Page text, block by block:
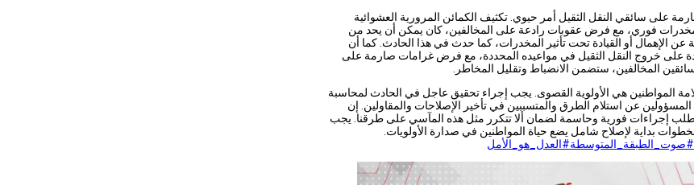
على سائقي النقل الثقيل أمر حيوي. تكثيف الكمائن المرورية العشوائية
مخدرات فوري، مع فرض عقوبات رادعة على المخالفين، كان يمكن أن يحد من
عن الإهمال أو القيادة تحت تأثير المخدرات، كما حدث في هذا الحادث. كما أن
على خروج النقل الثقيل في مواعيده المحددة، مع فرض غرامات صارمة على
المخالفين، ستضمن الانضباط وتقليل المخاطر.
المواطنين هي الأولوية القصوى. يجب إجراء تحقيق عاجل في الحادث لمحاسبة
عن استلام الطرق والمتسببين في تأخير الإصلاحات والمقاولين. إن
يتطلب إجراءات فورية وحاسمة لضمان ألا تتكرر مثل هذه المآسي على طرقنا. يجب
بداية لإصلاح شامل يضع حياة المواطنين في صدارة الأولويات.
#صوت_الطبقة_المتوسطة#العدل_هو_الأمل